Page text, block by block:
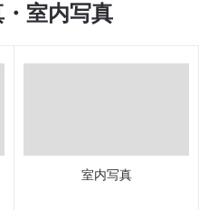
室内写真
室内写真